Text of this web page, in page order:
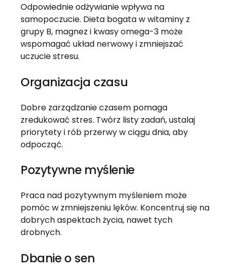
Odpowiednie odżywianie wpływa na
samopoczucie. Dieta bogata w witaminy z
grupy B, magnez i kwasy omega-3 może
wspomagać układ nerwowy i zmniejszać
uczucie stresu.
Organizacja czasu
Dobre zarządzanie czasem pomaga
zredukować stres. Twórz listy zadań, ustalaj
priorytety i rób przerwy w ciągu dnia, aby
odpocząć.
Pozytywne myślenie
Praca nad pozytywnym myśleniem może
pomóc w zmniejszeniu lęków. Koncentruj się na
dobrych aspektach życia, nawet tych
drobnych.
Dbanie o sen